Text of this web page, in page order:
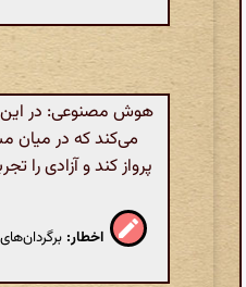
هوش مصنوعی: در این
می‌کند که در میان
پرواز کند و آزادی را
اخطار: